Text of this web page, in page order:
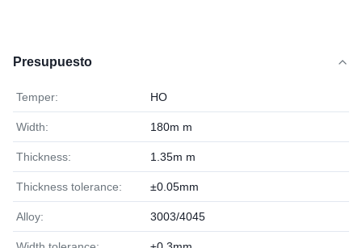
Presupuesto
Temper: HO
Width: 180m m
Thickness: 1.35m m
Thickness tolerance: ±0.05mm
Alloy: 3003/4045